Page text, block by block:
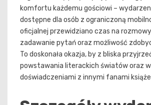
komfortu każdemu gościowi –
dostępne dla osób z ograniczoną
oficjalnej przewidziano czas na
zadawanie pytań oraz możliwość
To doskonała okazja, by z bliska
powstawania literackich światów oraz
doświadczeniami z innymi fanami